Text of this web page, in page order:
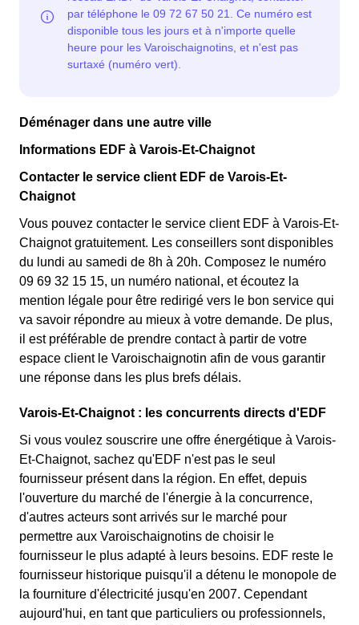
Chaignot. ⚡💸
Déménager dans une autre ville
Informations EDF à Varois-Et-Chaignot
Contacter le service client EDF de Varois-Et-
Chaignot
Vous pouvez contacter le service client EDF à Varois-Et-
Chaignot gratuitement. Les conseillers sont disponibles
du lundi au samedi de 8h à 20h. Composez le numéro
09 69 32 15 15, un numéro national, et écoutez la
mention légale pour être redirigé vers le bon service qui
va savoir répondre au mieux à votre demande. De plus,
il est préférable de prendre contact à partir de votre
espace client le Varoischaignotin afin de vous garantir
une réponse dans les plus brefs délais.
Varois-Et-Chaignot : les concurrents directs d'EDF
Si vous voulez souscrire une offre énergétique à Varois-
Et-Chaignot, sachez qu'EDF n'est pas le seul
fournisseur présent dans la région. En effet, depuis
l'ouverture du marché de l'énergie à la concurrence,
d'autres acteurs sont arrivés sur le marché pour
permettre aux Varoischaignotins de choisir le
fournisseur le plus adapté à leurs besoins. EDF reste le
fournisseur historique puisqu'il a détenu le monopole de
la fourniture d'électricité jusqu'en 2007. Cependant
aujourd'hui, en tant que particuliers ou professionnels,